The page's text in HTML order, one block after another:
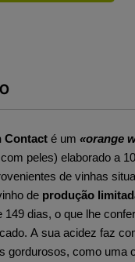
Contact é um «orange
peles) elaborado a
de vinhas
de produção
149 dias, o que lhe
A sua acidez faz
gordurosos, como uma